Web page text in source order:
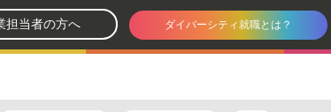
担当者の方へ ダイバーシティ就職とは？